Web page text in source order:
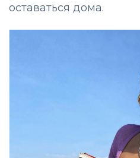
оставаться дома.